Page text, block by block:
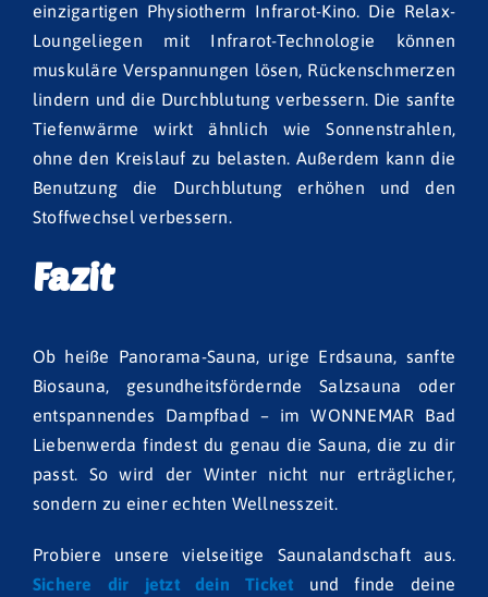
einzigartigen Physiotherm Infrarot-Kino. Die Relax-
Loungeliegen mit Infrarot-Technologie können
muskuläre Verspannungen lösen, Rückenschmerzen
lindern und die Durchblutung verbessern. Die sanfte
Tiefenwärme wirkt ähnlich wie Sonnenstrahlen,
ohne den Kreislauf zu belasten. Außerdem kann die
Benutzung die Durchblutung erhöhen und den
Stoffwechsel verbessern.
Fazit
Ob heiße Panorama-Sauna, urige Erdsauna, sanfte
Biosauna, gesundheitsfördernde Salzsauna oder
entspannendes Dampfbad – im WONNEMAR Bad
Liebenwerda findest du genau die Sauna, die zu dir
passt. So wird der Winter nicht nur erträglicher,
sondern zu einer echten Wellnesszeit.
Probiere unsere vielseitige Saunalandschaft aus.
Sichere dir jetzt dein Ticket und finde deine